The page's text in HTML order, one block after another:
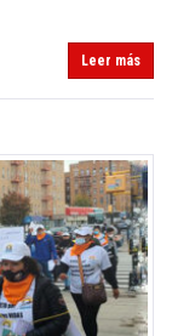
Leer más